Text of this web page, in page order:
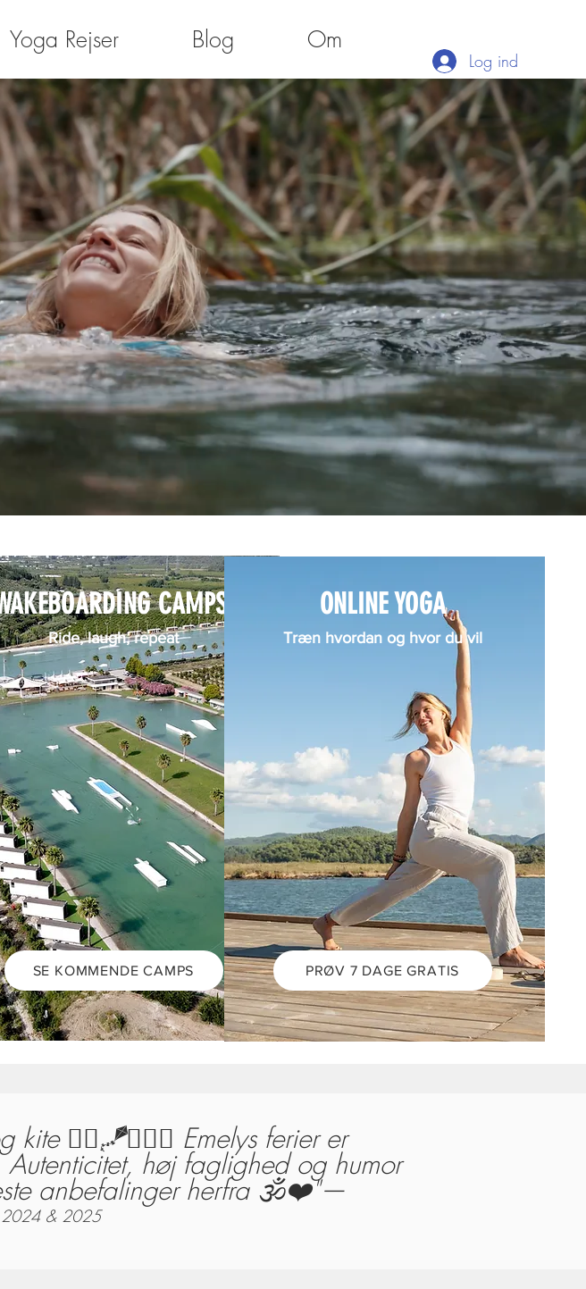
Yoga Rejser Blog Om
Log ind
CAMPS
Ride, laugh, repeat
SE KOMMENDE CAMPS
ONLINE YOGA
Træn hvordan og hvor du vil
PRØV 7 DAGE GRATIS
🧘‍♀️🪁🏄🏽‍♀️ Emelys ferier er
Autenticitet, høj faglighed og humor
anbefalinger herfra 🕉️❤️"—
2024 & 2025